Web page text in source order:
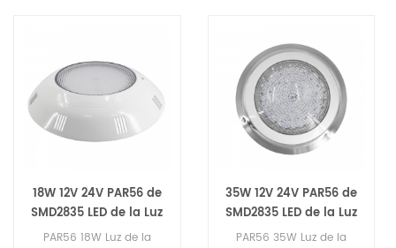
18W 12V 24V PAR56 de
SMD2835 LED de la Luz
de la Piscina
PAR56 18W Luz de la
35W 12V 24V PAR56 de
SMD2835 LED de la Luz
de la Piscina
PAR56 35W Luz de la